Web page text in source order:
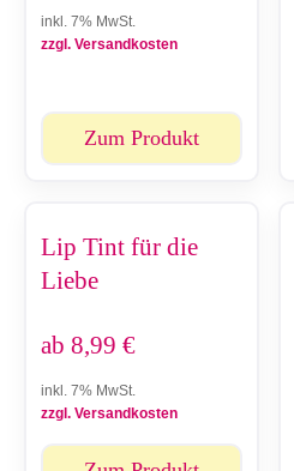
inkl. 7% MwSt.
zzgl. Versandkosten
Zum Produkt
Lip Tint für die
Liebe
ab 8,99 €
inkl. 7% MwSt.
zzgl. Versandkosten